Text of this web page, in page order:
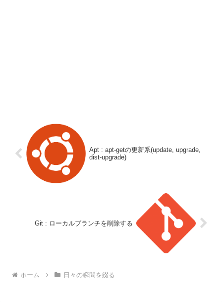
Apt : apt-getの更新系(update, upgrade,
dist-upgrade)
Git : ローカルブランチを削除する
ホーム 日々の瞬間を綴る